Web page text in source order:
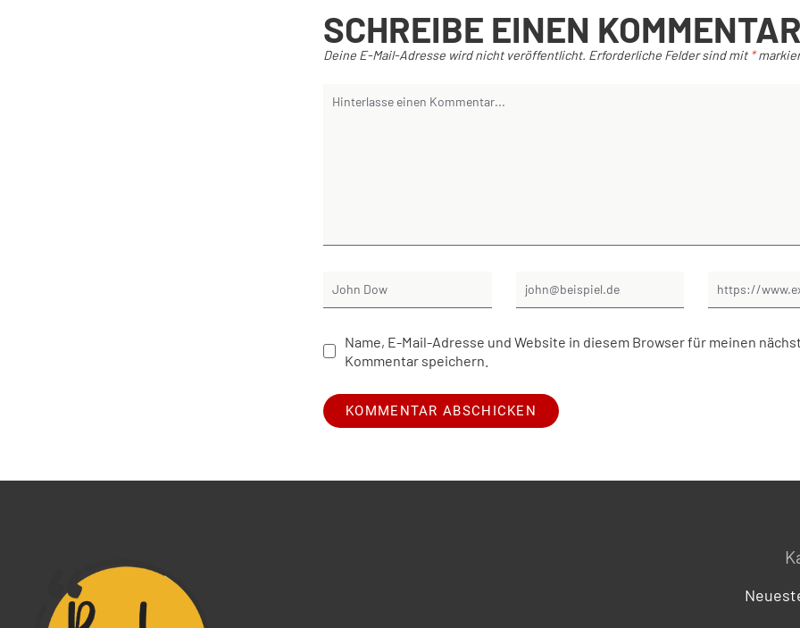
SCHREIBE EINEN
Deine E-Mail-Adresse wird nicht veröffentlicht. Erforderliche Felder sind mit *
Name, E-Mail-Adresse und Website in diesem Browser für meinen
Kommentar speichern.